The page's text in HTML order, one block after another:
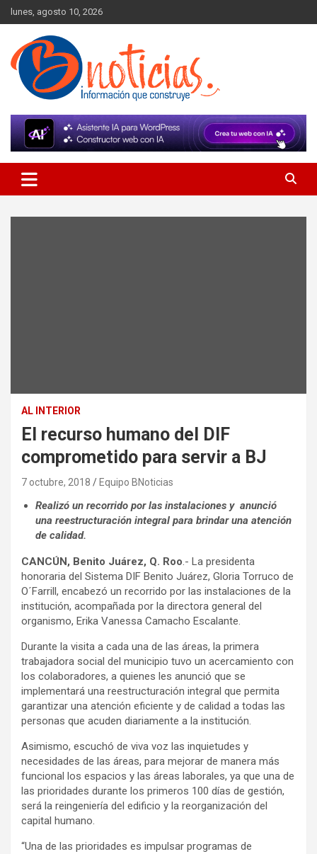
Skip
to
content
lunes, agosto 10, 2026
BNoticias
AL INTERIOR
El recurso humano del DIF
comprometido para servir a BJ
7 octubre, 2018 Equipo BNoticias
Realizó un recorrido por las instalaciones y anunció
una reestructuración integral para brindar una atención
de calidad.
CANCÚN, Benito Juárez, Q. Roo.- La presidenta
honoraria del Sistema DIF Benito Juárez, Gloria Torruco de
O´Farrill, encabezó un recorrido por las instalaciones de la
institución, acompañada por la directora general del
organismo, Erika Vanessa Camacho Escalante.
Durante la visita a cada una de las áreas, la primera
trabajadora social del municipio tuvo un acercamiento con
los colaboradores, a quienes les anunció que se
implementará una reestructuración integral que permita
garantizar una atención eficiente y de calidad a todas las
personas que acuden diariamente a la institución.
Asimismo, escuchó de viva voz las inquietudes y
necesidades de las áreas, para mejorar de manera más
funcional los espacios y las áreas laborales, ya que una de
las prioridades durante los primeros 100 días de gestión,
será la reingeniería del edificio y la reorganización del
capital humano.
“Una de las prioridades es impulsar programas de